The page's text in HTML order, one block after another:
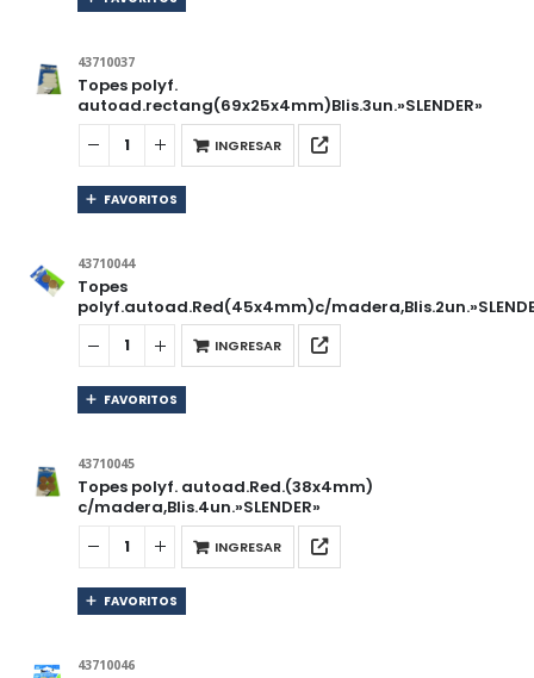
43710037
Topes polyf.
autoad.rectang(69x25x4mm)Blis.3un.»SLENDER»
INGRESAR
FAVORITOS
43710044
Topes
polyf.autoad.Red(45x4mm)c/
INGRESAR
FAVORITOS
43710045
Topes polyf. autoad.Red.(38x4mm)
c/madera,Blis.4un.»SLENDER»
INGRESAR
FAVORITOS
43710046